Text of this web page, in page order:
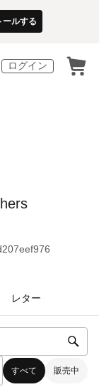
ールする
ログイン
レター
すべて 販売中